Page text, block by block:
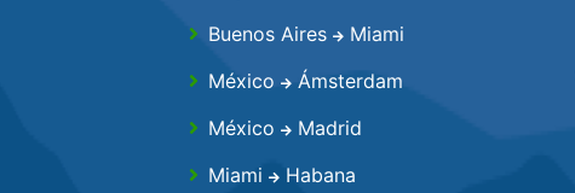
Buenos Aires
Miami
México
Ámsterdam
México
Madrid
Miami
Habana